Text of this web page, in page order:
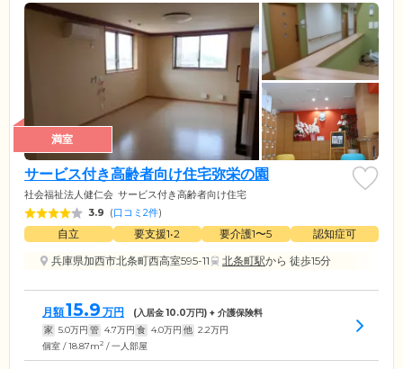
満室
サービス付き高齢者向け住宅弥栄の園
社会福祉法人健仁会 サービス付き高齢者向け住宅
3.9 (口コミ2件)
自立 要支援1•2 要介護1〜5
認知症可
兵庫県加西市北条町西高室595-11
北条町駅から 徒歩15分
月額15.9 万円 (入居金10.0万円) + 介護保険料
家 5.0万円 管 4.7万円 食 4.0万円 他 2.2万円
個室 / 18.87m2 / 一人部屋